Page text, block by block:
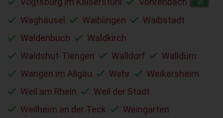
W
Waghäusel Waiblingen
Waibstadt
Waldenbuch
Waldkirch
Waldshut-Tiengen
Walldorf
Walldürn
Wangen im Allgäu
Wehr
Weikersheim
Weil am Rhein
Weil der Stadt
Weilheim an der Teck
Weingarten